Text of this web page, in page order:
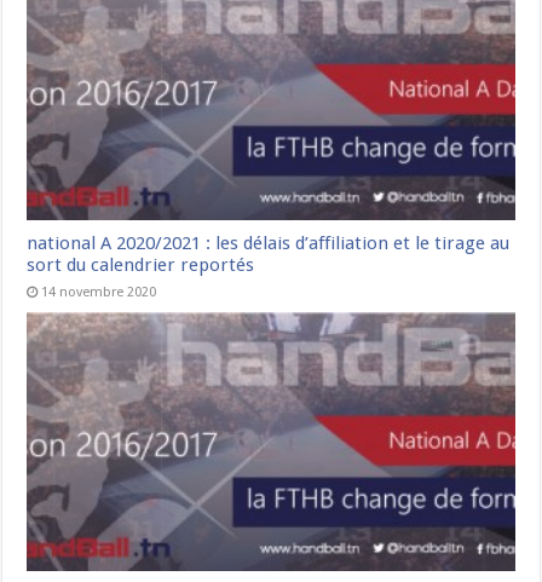
national A 2020/2021 : les délais d’affiliation et le tirage au
sort du calendrier reportés
14 novembre 2020